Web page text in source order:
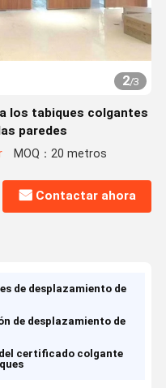
2/3
los tabiques colgantes
paredes
MOQ：20 metros
Contactar ahora
de desplazamiento de
de desplazamiento de
certificado colgante